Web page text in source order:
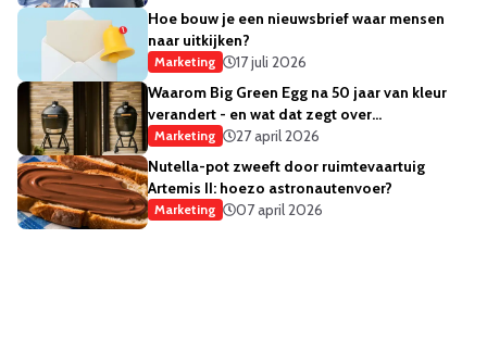
Hoe bouw je een nieuwsbrief waar mensen
naar uitkijken?
Marketing
17 juli 2026
Waarom Big Green Egg na 50 jaar van kleur
verandert - en wat dat zegt over
merkstrategie
Marketing
27 april 2026
Nutella-pot zweeft door ruimtevaartuig
Artemis II: hoezo astronautenvoer?
Marketing 07 april 2026